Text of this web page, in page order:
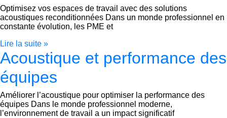
Optimisez vos espaces de travail avec des solutions
acoustiques reconditionnées Dans un monde professionnel en
constante évolution, les PME et
Lire la suite »
Acoustique et performance des
équipes
Améliorer l’acoustique pour optimiser la performance des
équipes Dans le monde professionnel moderne,
l’environnement de travail a un impact significatif